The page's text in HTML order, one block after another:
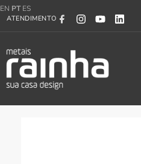
EN PT ES
ATENDIMENTO